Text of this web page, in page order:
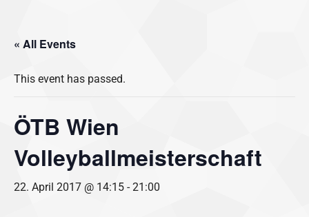
« All Events
This event has passed.
ÖTB Wien
Volleyballmeisterschaft
22. April 2017 @ 14:15 -21:00